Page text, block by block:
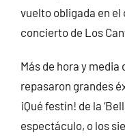
vuelto obligada en el
concierto de Los
Más de hora y media
repasaron grandes
¡Qué festín! de la
espectáculo, o los